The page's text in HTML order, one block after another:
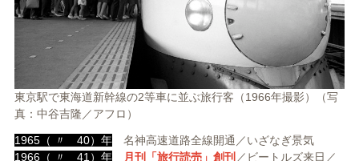
東京駅で東海道新幹線の2等車に並ぶ旅行客（1966年撮影）（写
真：中谷吉隆／アフロ）
1965（ 〃 40）年名神高速道路全線開通／いざなぎ景気
1966（ 〃 41）年
月刊「旅行読売」創刊 ／ビートルズ来日／